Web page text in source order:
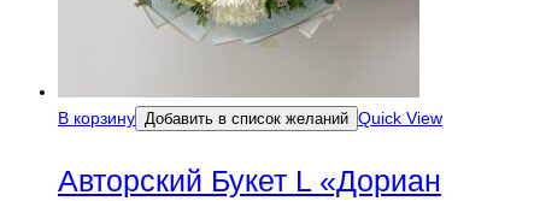
В корзину Добавить в список желаний Quick View
Авторский Букет L «Дориан